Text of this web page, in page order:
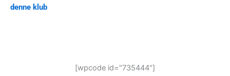
denne klub
[wpcode id="735444"]